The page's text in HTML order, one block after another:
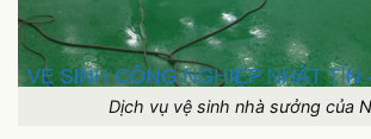
Dịch vụ vệ sinh nhà sưởng của